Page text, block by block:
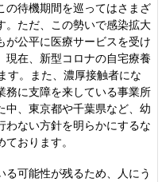
の待機期間を巡ってはさまざ
。ただ、この勢いで感染拡大
が公平に医療サービスを受け
現在、新型コロナの自宅療養
す。また、濃厚接触者にな
務に支障を来している事業所
中、東京都や千葉県など、幼
わない方針を明らかにするな
おります。
る可能性が残るため、人にう